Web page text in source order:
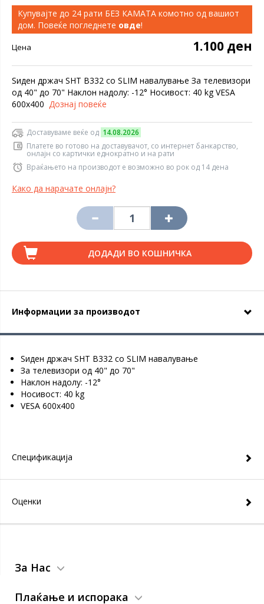
Купувајте до 24 рати БЕЗ КАМАТА комотно од вашиот
дом. Повеќе погледнете овде!
Цена 1.100 ден
Ѕиден држач SHT B332 со SLIM навалување За телевизори
од 40" до 70" Наклон надолу: -12° Носивост: 40 kg VESA
600x400 Дознај повеќе
Доставуваме веќе од 14.08.2026
Платете во готово на доставувачот, со интернет банкарство,
онлајн со картички еднократно и на рати
Враќањето на производот е возможно во рок од 14 дена
Како да нарачате онлајн?
ДОДАДИ ВО КОШНИЧКА
Информации за производот
Ѕиден држач SHT B332 со SLIM навалување
За телевизори од 40" до 70"
Наклон надолу: -12°
Носивост: 40 kg
VESA 600x400
Спецификација
Оценки
За Нас
Плаќање и испорака